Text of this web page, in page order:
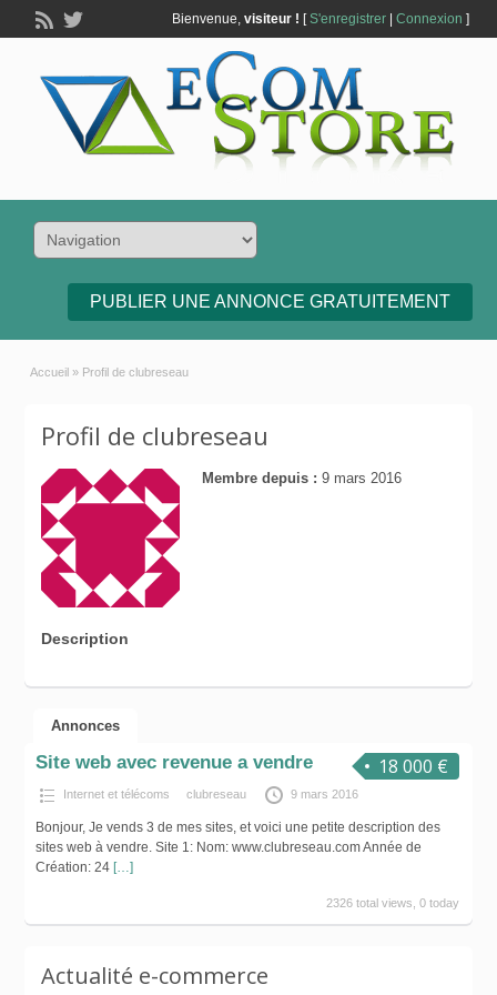
Bienvenue, visiteur ! [S'enregistrer| Connexion ]
PUBLIER UNE ANNONCE GRATUITEMENT
Accueil » Profil de clubreseau
Profil de clubreseau
Membre depuis : 9 mars 2016
Description
Annonces
18 000 €
Site web avec revenue a vendre
Internet et télécoms clubreseau 9 mars 2016
Bonjour, Je vends 3 de mes sites, et voici une petite description des
sites web à vendre. Site 1: Nom: www.clubreseau.com Année de
Création: 24 […]
2326 total views, 0 today
Actualité e-commerce